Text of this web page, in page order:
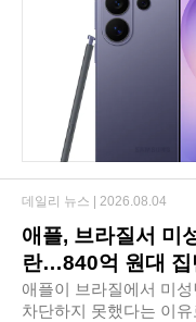
#갤럭시S26울트라붉은
애플, 브라질서 미
란…840억 원대 집
애플이 브라질에서 미
차단하지 못했다는 이
데일리 뉴스 | 2026.08.04